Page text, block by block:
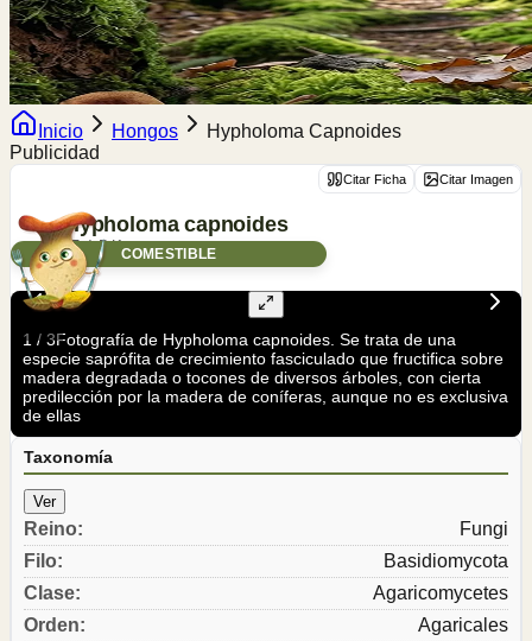
Inicio Hongos
Hypholoma Capnoides
Publicidad
Citar Ficha Citar Imagen
Hypholoma capnoides
(Fr.) P.Kumm.COMESTIBLE
1 / 3Fotografía de Hypholoma capnoides. Se trata de una
especie saprófita de crecimiento fasciculado que fructifica sobre
madera degradada o tocones de diversos árboles, con cierta
predilección por la madera de coníferas, aunque no es exclusiva
de ellas
Taxonomía
Ver
Reino:
Fungi
Filo:
Basidiomycota
Clase:
Agaricomycetes
Orden:
Agaricales